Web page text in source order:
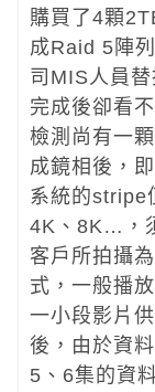
購買了4顆
成Raid 5陣
司MIS人員
完成後卻看
檢測尚有一
成鏡相後，
系統的stripe
4K、8K…，
客戶所拍攝
式，一般播
一小段影片
後，由於資
5、6集的資